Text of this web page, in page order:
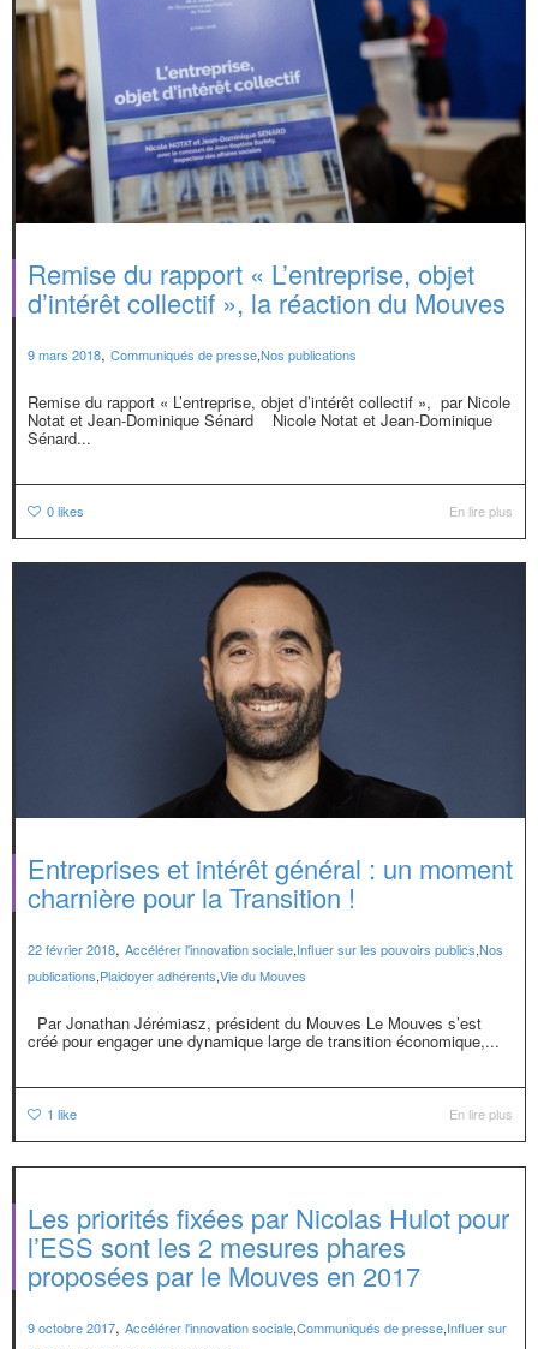
Remise du rapport « L’entreprise, objet
d’intérêt collectif », la réaction du Mouves
9 mars 2018, Communiqués de presse,Nos publications
Remise du rapport « L’entreprise, objet d’intérêt collectif », par Nicole
Notat et Jean-Dominique Sénard Nicole Notat et Jean-Dominique
Sénard...
0likes En lire plus
Entreprises et intérêt général : un moment
charnière pour la Transition !
22 février 2018, Accélérer l'innovation sociale,Influer sur les pouvoirs publics,Nos
publications,Plaidoyer adhérents,Vie du Mouves
Par Jonathan Jérémiasz, président du Mouves Le Mouves s’est
créé pour engager une dynamique large de transition économique,...
1 like En lire plus
Les priorités fixées par Nicolas Hulot pour
l’ESS sont les 2 mesures phares
proposées par le Mouves en 2017
9 octobre 2017, Accélérer l'innovation sociale,Communiqués de presse,Influer sur